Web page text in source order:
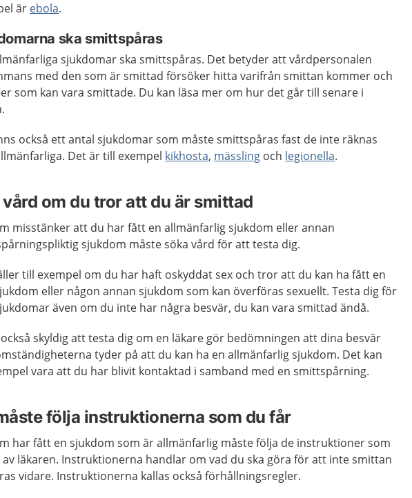
är ebola.
ska smittspåras
sjukdomar ska smittspåras. Det betyder att vårdpersonalen
med den som är smittad försöker hitta varifrån smittan kommer och
som kan vara smittade. Du kan läsa mer om hur det går till senare i
också ett antal sjukdomar som måste smittspåras fast de inte räknas
Det är till exempel kikhosta, mässling och legionella.
vård om du tror att du är smittad
misstänker att du har fått en allmänfarlig sjukdom eller annan
sjukdom måste söka vård för att testa dig.
till exempel om du har haft oskyddat sex och tror att du kan ha fått en
eller någon annan sjukdom som kan överföras sexuellt. Testa dig för
även om du inte har några besvär, du kan vara smittad ändå.
skyldig att testa dig om en läkare gör bedömningen att dina besvär
tyder på att du kan ha en allmänfarlig sjukdom. Det kan
vara att du har blivit kontaktad i samband med en smittspårning.
följa instruktionerna som du får
har fått en sjukdom som är allmänfarlig måste följa de instruktioner som
av läkaren. Instruktionerna handlar om vad du ska göra för att inte smittan
vidare. Instruktionerna kallas också förhållningsregler.